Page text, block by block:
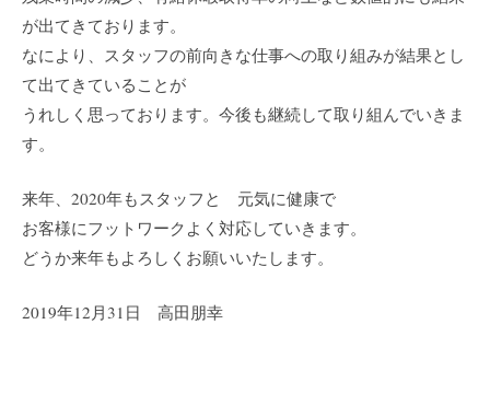
が出てきております。
なにより、スタッフの前向きな仕事への取り組みが結果とし
て出てきていることが
うれしく思っております。今後も継続して取り組んでいきま
す。
来年、2020年もスタッフと 元気に健康で
お客様にフットワークよく対応していきます。
どうか来年もよろしくお願いいたします。
2019年12月31日 高田朋幸